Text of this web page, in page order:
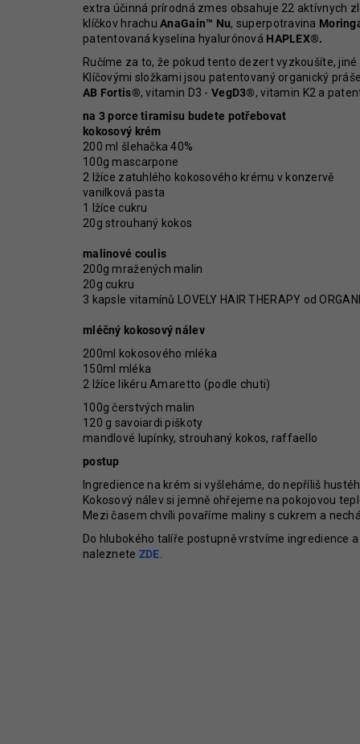
extra účinná prírodná zmes obsahuje 22 aktívnych
klíčkov hrachuAnaGain™ Nu, superpotravina
patentovaná kyselina hyalurónová HAPLEX®.
Ručíme za to, že pokud tento dezert vyzkoušíte,
Klíčovými složkami jsou patentovaný organický
AB Fortis®, vitamin D3 -VegD3®, vitamin K2 a
na 3 porce tiramisu budete potřebovat
kokosový krém
200 ml šlehačka 40%
100g mascarpone
2 lžíce zatuhlého kokosového krému v konzervě
vanilková pasta
1 lžíce cukru
20g strouhaný kokos
malinové coulis
200g mražených malin
20g cukru
3 kapsle vitamínů LOVELY HAIR THERAPY od
mléčný kokosový nálev
200ml kokosového mléka
150ml mléka
2 lžíce likéru Amaretto (podle chuti)
100g čerstvých malin
120 g savoiardi piškoty
mandlové lupínky, strouhaný kokos, raffaello
postup
Ingredience na krém si vyšleháme, do nepříliš
Kokosový nálev si jemně ohřejeme na pokojovou
Mezi časem chvíli povaříme maliny s cukrem a
Do hlubokého talíře postupně vrstvíme ingredience
naleznete ZDE
PROBIO WOMAN THERAPY
952 Kč